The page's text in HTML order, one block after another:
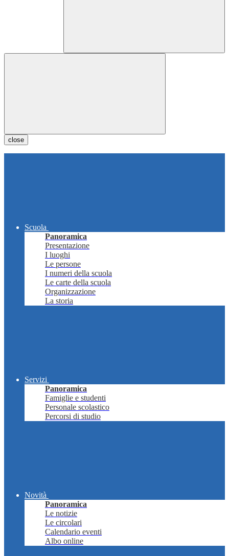
close
Scuola
Panoramica
Presentazione
I luoghi
Le persone
I numeri della scuola
Le carte della scuola
Organizzazione
La storia
Servizi
Panoramica
Famiglie e studenti
Personale scolastico
Percorsi di studio
Novità
Panoramica
Le notizie
Le circolari
Calendario eventi
Albo online